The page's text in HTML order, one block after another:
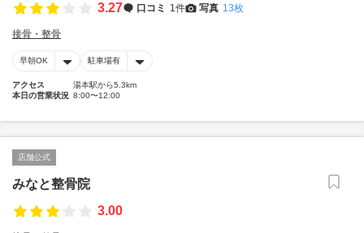
3.27 口コミ 1件 写真 13枚
接骨・整骨
早朝OK 駐車場有
アクセス
湯本駅から5.3km
本日の営業状況 8:00〜12:00
店舗公式
みなと整骨院
3.00